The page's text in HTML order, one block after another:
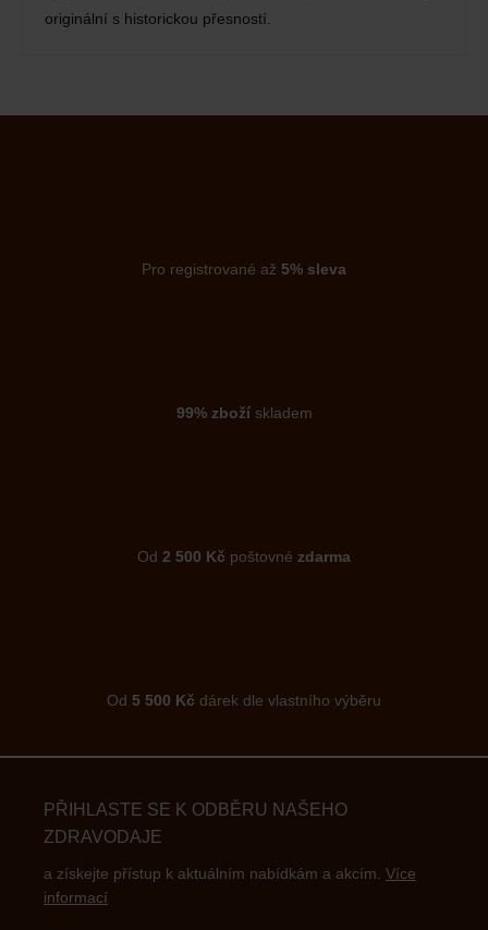
originální s historickou přesností.
Pro registrované až 5% sleva
99% zbožískladem
Od 2 500 Kč poštovné zdarma
Od 5 500 Kč dárek dle vlastního výběru
PŘIHLASTE SE K ODBĚRU NAŠEHO
ZDRAVODAJE
a získejte přístup k aktuálním nabídkám a akcím. Více
informací